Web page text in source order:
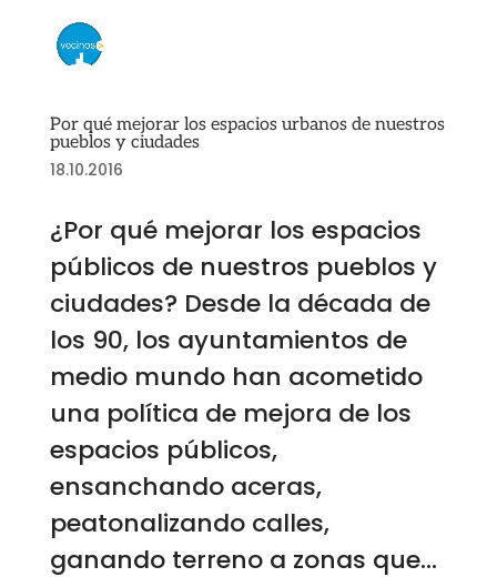
Por qué mejorar los espacios urbanos de nuestros
pueblos y ciudades
18.10.2016
¿Por qué mejorar los espacios
públicos de nuestros pueblos y
ciudades? Desde la década de
los 90, los ayuntamientos de
medio mundo han acometido
una política de mejora de los
espacios públicos,
ensanchando aceras,
peatonalizando calles,
ganando terreno a zonas que...